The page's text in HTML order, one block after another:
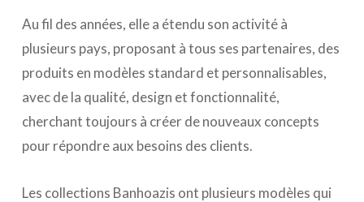
Au fil des années, elle a étendu son activité à
plusieurs pays, proposant à tous ses partenaires, des
produits en modèles standard et personnalisables,
avec de la qualité, design et fonctionnalité,
cherchant toujours à créer de nouveaux concepts
pour répondre aux besoins des clients.
Les collections Banhoazis ont plusieurs modèles qui